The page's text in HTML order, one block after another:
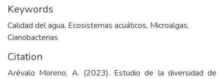
Keywords
Calidad del agua, Ecosistemas acuáticos, Microalgas,
Cianobacterias
Citation
Arévalo Moreno, A. (2023). Estudio de la diversidad de